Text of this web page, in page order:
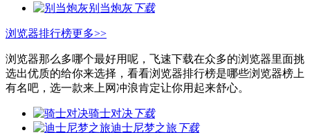
别当炮灰 下载
浏览器排行榜更多>>
浏览器那么多哪个最好用呢，飞速下载在众多的浏览器里面挑
选出优质的给你来选择，看看浏览器排行榜是哪些浏览器榜上
有名吧，选一款来上网冲浪肯定让你用起来舒心。
骑士对决下载
迪士尼梦之旅 下载